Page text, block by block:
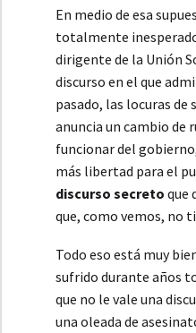
En medio de esa
totalmente
dirigente de la Unión
discurso en el que
pasado, las locuras de
anuncia un cambio de
funcionar del
más libertad para el
discurso secreto que
que, como vemos, no
Todo eso está muy
sufrido durante años
que no le vale una
una oleada de